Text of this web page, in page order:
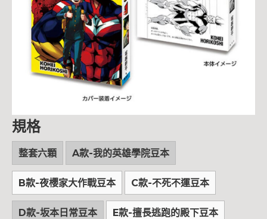
規格
整套六顆 A款-我的英雄學院豆本
B款-夜櫻家大作戰豆本 C款-不死不運豆本
D款-坂本日常豆本 E款-擅長逃跑的殿下豆本